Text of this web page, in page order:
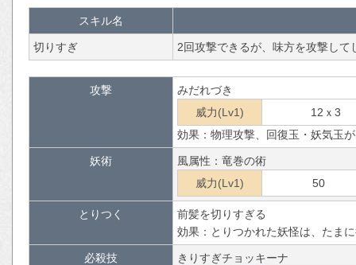
スキル名
切りすぎ 2回攻撃できるが、味方を攻撃して
攻撃
みだれづき
威力(Lv1)
12ｘ3
効果：物理攻撃、回復玉・妖気玉
妖術
風属性：竜巻の術
威力(Lv1)
50
とりつく
前髪を切りすぎる
効果：とりつかれた妖怪は、たま
必殺技
きりすぎチョッキーナ